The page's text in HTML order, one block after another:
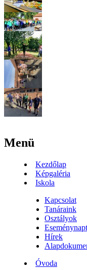
Menü
Kezdőlap
Képgaléria
Iskola
Kapcsolat
Tanáraink
Osztályok
Hírek
Óvoda